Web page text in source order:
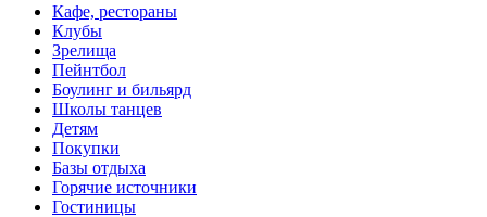
Кафе, рестораны
Клубы
Зрелища
Пейнтбол
Боулинг и бильярд
Школы танцев
Детям
Покупки
Базы отдыха
Горячие источники
Гостиницы